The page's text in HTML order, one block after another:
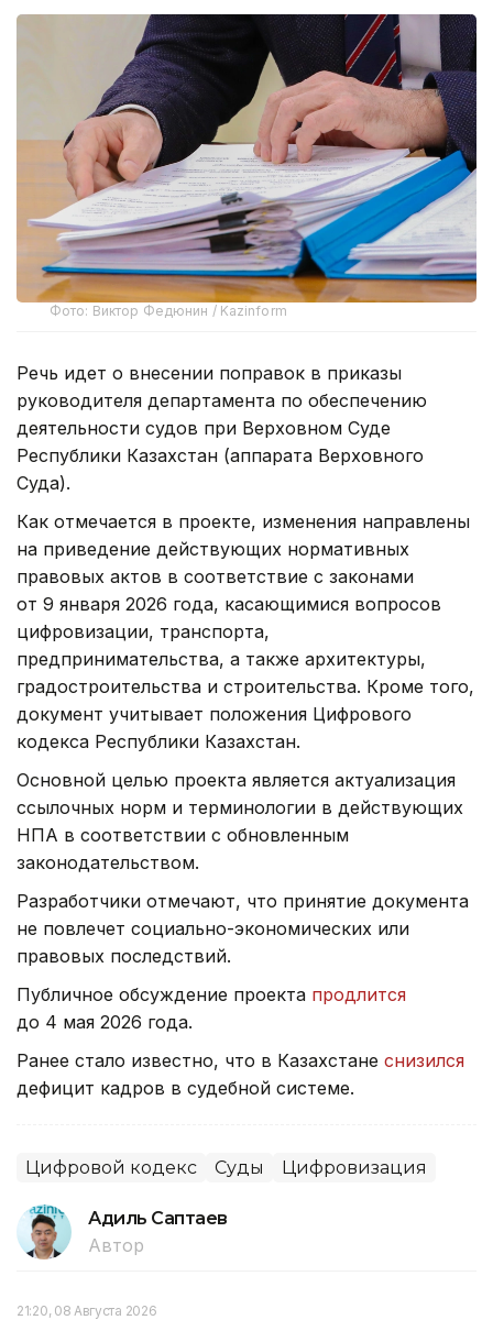
Фото: Виктор Федюнин / Kazinform
Речь идет о внесении поправок в приказы
руководителя департамента по обеспечению
деятельности судов при Верховном Суде
Республики Казахстан (аппарата Верховного
Суда).
Как отмечается в проекте, изменения направлены
на приведение действующих нормативных
правовых актов в соответствие с законами
от 9 января 2026 года, касающимися вопросов
цифровизации, транспорта,
предпринимательства, а также архитектуры,
градостроительства и строительства. Кроме того,
документ учитывает положения Цифрового
кодекса Республики Казахстан.
Основной целью проекта является актуализация
ссылочных норм и терминологии в действующих
НПА в соответствии с обновленным
законодательством.
Разработчики отмечают, что принятие документа
не повлечет социально-экономических или
правовых последствий.
Публичное обсуждение проекта продлится
до 4 мая 2026 года.
Ранее стало известно, что в Казахстане снизился
дефицит кадров в судебной системе.
Цифровой кодекс Суды Цифровизация
Адиль Саптаев
Автор
21:20, 08 Августа 2026